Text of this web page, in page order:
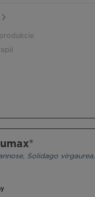
, Solidago virgaurea,